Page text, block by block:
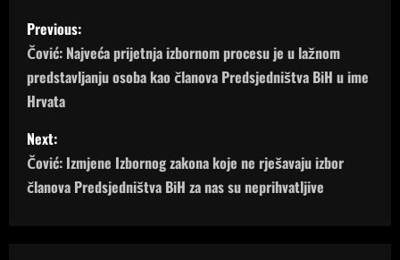
P
o
s
t
n
Previous:
Čović: Najveća prijetnja izbornom procesu je u lažnom
predstavljanju osoba kao članova Predsjedništva BiH u ime
Hrvata
Next:
Čović: Izmjene Izbornog zakona koje ne rješavaju izbor
članova Predsjedništva BiH za nas su neprihvatljive